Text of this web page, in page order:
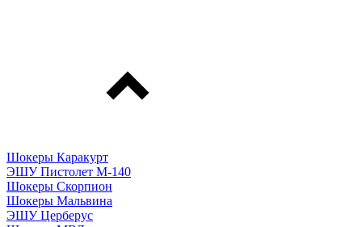
Шокеры Каракурт
ЭШУ Пистолет М-140
Шокеры Скорпион
Шокеры Мальвина
ЭШУ Церберус